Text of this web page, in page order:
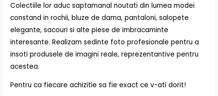
Colectiile lor aduc saptamanal noutati din lumea modei
constand in rochii, bluze de dama, pantaloni, salopete
elegante, sacouri si alte piese de imbracaminte
interesante. Realizam sedinte foto profesionale pentru a
insoti produsele de imagini reale, reprezentantive pentru
acestea.
Pentru ca fiecare achizitie sa fie exact ce v-ati dorit!